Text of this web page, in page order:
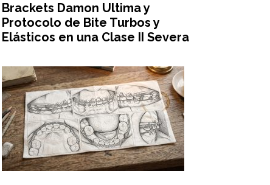
Brackets Damon Ultima y
Protocolo de Bite Turbos y
Elásticos en una Clase II Severa